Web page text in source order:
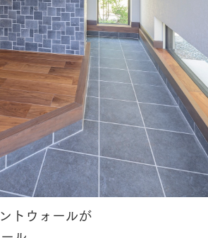
トウォールが